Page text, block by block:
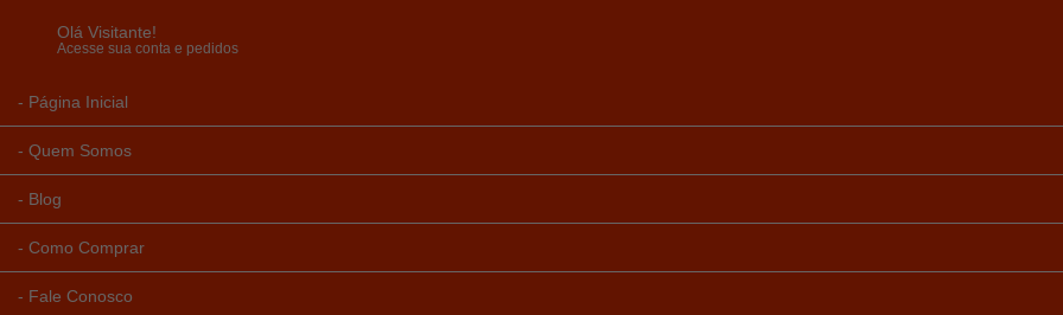
Olá Visitante!
Acesse sua conta e pedidos
Página Inicial
Quem Somos
Blog
Como Comprar
Fale Conosco